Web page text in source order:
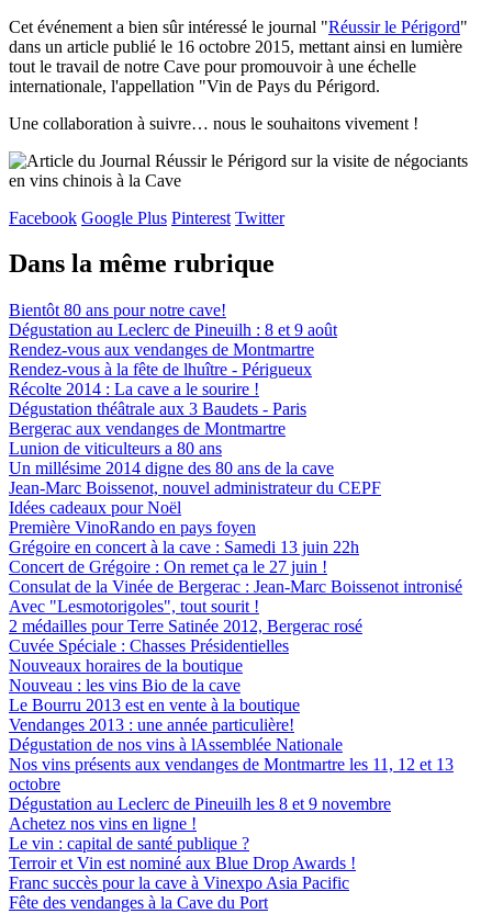
Cet événement a bien sûr intéressé le journal "Réussir le Périgord"
dans un article publié le 16 octobre 2015, mettant ainsi en lumière
tout le travail de notre Cave pour promouvoir à une échelle
internationale, l'appellation "Vin de Pays du Périgord.
Une collaboration à suivre… nous le souhaitons vivement !
Facebook Google Plus Pinterest Twitter
Dans la même rubrique
Bientôt 80 ans pour notre cave!
Dégustation au Leclerc de Pineuilh : 8 et 9 août
Rendez-vous aux vendanges de Montmartre
Rendez-vous à la fête de lhuître - Périgueux
Récolte 2014 : La cave a le sourire !
Dégustation théâtrale aux 3 Baudets - Paris
Bergerac aux vendanges de Montmartre
Lunion de viticulteurs a 80 ans
Un millésime 2014 digne des 80 ans de la cave
Jean-Marc Boissenot, nouvel administrateur du CEPF
Idées cadeaux pour Noël
Première VinoRando en pays foyen
Grégoire en concert à la cave : Samedi 13 juin 22h
Concert de Grégoire : On remet ça le 27 juin !
Consulat de la Vinée de Bergerac : Jean-Marc Boissenot intronisé
Avec "Lesmotorigoles", tout sourit !
2 médailles pour Terre Satinée 2012, Bergerac rosé
Cuvée Spéciale : Chasses Présidentielles
Nouveaux horaires de la boutique
Nouveau : les vins Bio de la cave
Le Bourru 2013 est en vente à la boutique
Vendanges 2013 : une année particulière!
Dégustation de nos vins à lAssemblée Nationale
Nos vins présents aux vendanges de Montmartre les 11, 12 et 13
octobre
Dégustation au Leclerc de Pineuilh les 8 et 9 novembre
Achetez nos vins en ligne !
Le vin : capital de santé publique ?
Terroir et Vin est nominé aux Blue Drop Awards !
Franc succès pour la cave à Vinexpo Asia Pacific
Fête des vendanges à la Cave du Port